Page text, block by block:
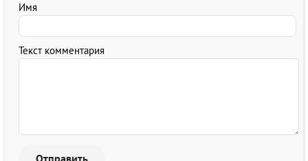
Имя
Текст комментария